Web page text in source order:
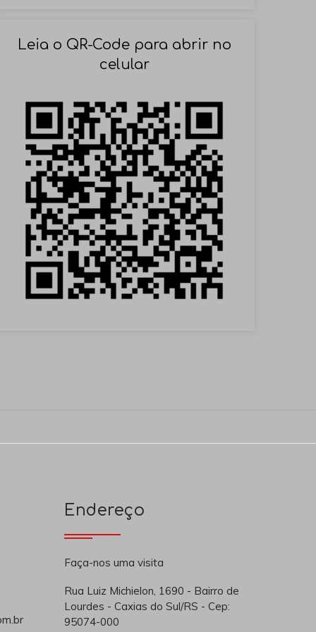
VOLTAR
Leia o QR-Code para abrir no
celular
Endereço
Faça-nos uma visita
Rua Luiz Michielon, 1690 - Bairro de
Lourdes - Caxias do Sul/RS - Cep:
95074-000